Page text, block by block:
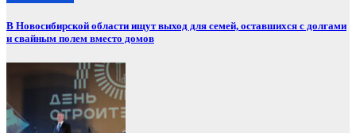
В Новосибирской области ищут выход для семей, оставшихся с долгами
и свайным полем вместо домов